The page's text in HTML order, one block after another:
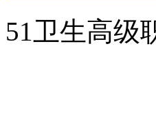
51卫生高级